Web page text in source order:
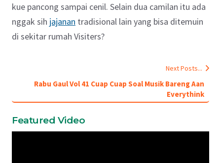
kue pancong sampai cenil. Selain dua camilan itu ada
nggak sih jajanan tradisional lain yang bisa ditemuin
di sekitar rumah Visiters?
Next Posts...
Rabu Gaul Vol 41 Cuap Cuap Soal Musik Bareng Aan
Everythink
Featured Video